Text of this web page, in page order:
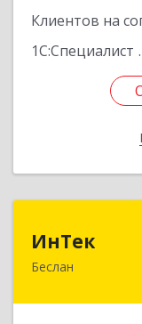
Клиентов на
1С:Специалист
ИнТек
Беслан